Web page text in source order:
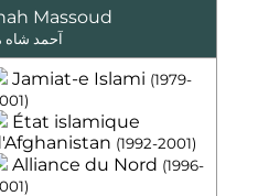
Massoud
آحمد شاه
Jamiat-e Islami (1979-
État islamique
(1992-2001)
Alliance du Nord (1996-